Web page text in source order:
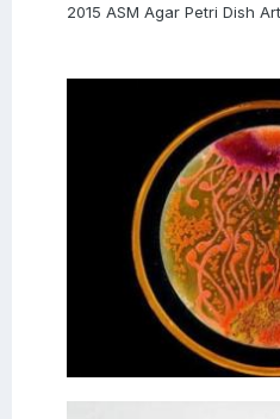
2015 ASM Agar Petri Dish